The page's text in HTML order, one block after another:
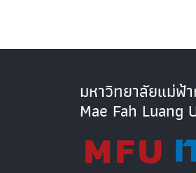
มหาวิทยาลัยแม่ฟ้
Mae Fah Luang